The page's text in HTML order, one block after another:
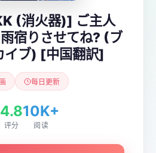
(消火器)] ご主人
宿りさせてね? (ブ
イブ) [中国翻訳]
每日更新
4.8
评分
10K+
阅读